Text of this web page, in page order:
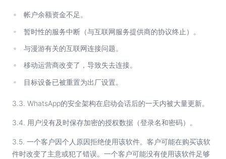
帐户余额资金不足。
暂时性的服务中断（与互联网服务提供商的协议终止）。
与漫游有关的互联网连接问题。
移动运营商改变了，导致失去连接。
目标设备已被重置为出厂设置。
3.3. WhatsApp的安全架构在启动会话后的一天内被大量更新。
3.4. 用户没有及时保存加密的授权数据（登录名和密码）。
3.5. 一个客户因个人原因拒绝使用该软件。客户可能在购买该软
件时改变了主意或犯了错误。一个客户可能没有使用该软件足够